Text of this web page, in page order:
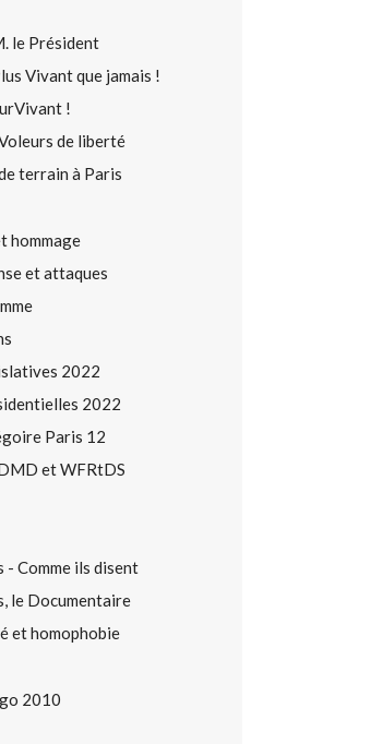
le Président
Vivant que jamais !
!
de liberté
terrain à Paris
hommage
et attaques
2022
2022
Paris 12
et WFRtDS
Comme ils disent
le Documentaire
et homophobie
2010